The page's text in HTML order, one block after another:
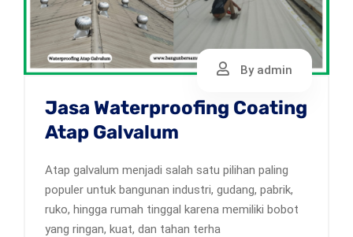
By admin
Jasa Waterproofing Coating
Atap Galvalum
Atap galvalum menjadi salah satu pilihan paling
populer untuk bangunan industri, gudang, pabrik,
ruko, hingga rumah tinggal karena memiliki bobot
yang ringan, kuat, dan tahan terha